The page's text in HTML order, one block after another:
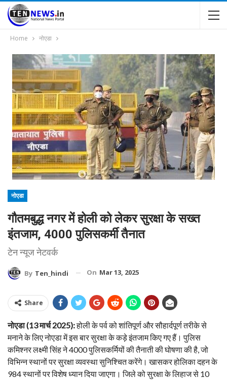
Home नोएडा
नोएडा
गौतमबुद्ध नगर में होली को लेकर सुरक्षा के सख्त
इंतजाम, 4000 पुलिसकर्मी तैनात
टेन न्यूज नेटवर्क
By Ten_hindi On Mar 13, 2025
Share
नोएडा (13 मार्च 2025):होली के पर्व को शांतिपूर्ण और सौहार्दपूर्ण तरीके से
मनाने के लिए नोएडा में इस बार सुरक्षा के कड़े इंतजाम किए गए हैं। पुलिस
कमिश्नर लक्ष्मी सिंह ने 4000 पुलिसकर्मियों की तैनाती की घोषणा की है, जो
विभिन्न स्थानों पर सुरक्षा व्यवस्था सुनिश्चित करेंगे। खासकर होलिका दहन के
984 स्थानों पर विशेष ध्यान दिया जाएगा। जिले को सुरक्षा के लिहाज से 10